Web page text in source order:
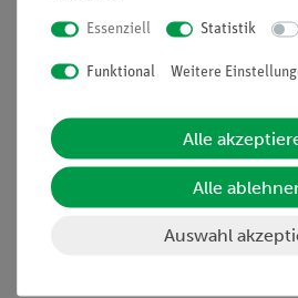
Aufbau
Kontaktsicherheit durch
Hartvergoldete,
Doppelter Lernerfolg:
Ober- und reele Bauteile auf
Aufgaben
Essenziell Statistik
Funktional Weitere
Alle
Alle
Auswahl